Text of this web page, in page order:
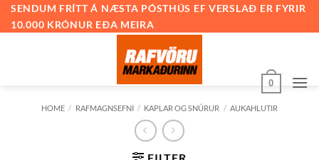
SkipSENDUM FRÍTT Á NÆSTA PÓSTHÚS EF VERSLAÐ ER FYRIR
10.000 KRÓNUR EÐA MEIRA
0
HOME / RAFMAGNSEFNI / KAPLAR OG SNÚRUR / AUKAHLUTIR